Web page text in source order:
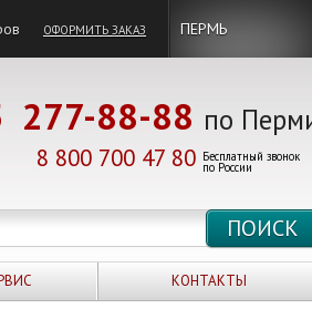
ОФОРМИТЬ ЗАКАЗ ПЕРМЬ
277-88-88 по
8 800 700 47 80 Бесплатный звонок
по России
КОНТАКТЫ